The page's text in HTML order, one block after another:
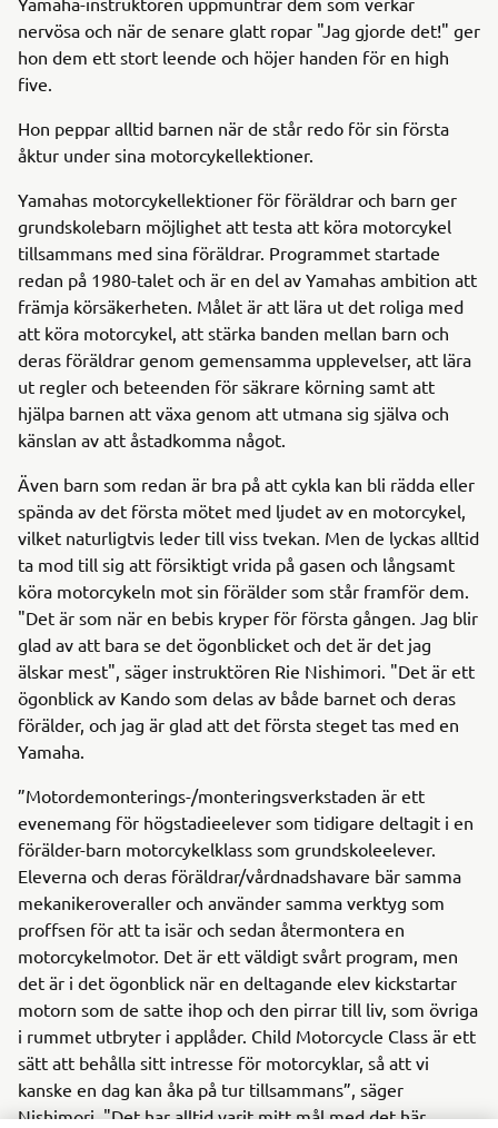
nervösa och när de senare glatt ropar "Jag gjorde det!" ger
hon dem ett stort leende och höjer handen för en high
five.
Hon peppar alltid barnen när de står redo för sin första
åktur under sina motorcykellektioner.
Yamahas motorcykellektioner för föräldrar och barn ger
grundskolebarn möjlighet att testa att köra motorcykel
tillsammans med sina föräldrar. Programmet startade
redan på 1980-talet och är en del av Yamahas ambition att
främja körsäkerheten. Målet är att lära ut det roliga med
att köra motorcykel, att stärka banden mellan barn och
deras föräldrar genom gemensamma upplevelser, att lära
ut regler och beteenden för säkrare körning samt att
hjälpa barnen att växa genom att utmana sig själva och
känslan av att åstadkomma något.
Även barn som redan är bra på att cykla kan bli rädda eller
spända av det första mötet med ljudet av en motorcykel,
vilket naturligtvis leder till viss tvekan. Men de lyckas alltid
ta mod till sig att försiktigt vrida på gasen och långsamt
köra motorcykeln mot sin förälder som står framför dem.
"Det är som när en bebis kryper för första gången. Jag blir
glad av att bara se det ögonblicket och det är det jag
älskar mest", säger instruktören Rie Nishimori. "Det är ett
ögonblick av Kando som delas av både barnet och deras
förälder, och jag är glad att det första steget tas med en
Yamaha.
”Motordemonterings-/monteringsverkstaden är ett
evenemang för högstadieelever som tidigare deltagit i en
förälder-barn motorcykelklass som grundskoleelever.
Eleverna och deras föräldrar/vårdnadshavare bär samma
mekanikeroveraller och använder samma verktyg som
proffsen för att ta isär och sedan återmontera en
motorcykelmotor. Det är ett väldigt svårt program, men
det är i det ögonblick när en deltagande elev kickstartar
motorn som de satte ihop och den pirrar till liv, som övriga
i rummet utbryter i applåder. Child Motorcycle Class är ett
sätt att behålla sitt intresse för motorcyklar, så att vi
kanske en dag kan åka på tur tillsammans”, säger
Nishimori. "Det har alltid varit mitt mål med det här